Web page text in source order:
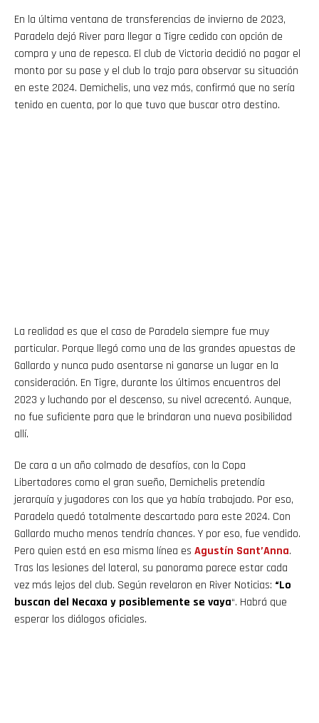
En la última ventana de transferencias de invierno de 2023,
Paradela dejó River para llegar a Tigre cedido con opción de
compra y una de repesca. El club de Victoria decidió no pagar el
monto por su pase y el club lo trajo para observar su situación
en este 2024. Demichelis, una vez más, confirmó que no sería
tenido en cuenta, por lo que tuvo que buscar otro destino.
La realidad es que el caso de Paradela siempre fue muy
particular. Porque llegó como una de las grandes apuestas de
Gallardo y nunca pudo asentarse ni ganarse un lugar en la
consideración. En Tigre, durante los últimos encuentros del
2023 y luchando por el descenso, su nivel acrecentó. Aunque,
no fue suficiente para que le brindaran una nueva posibilidad
allí.
De cara a un año colmado de desafíos, con la Copa
Libertadores como el gran sueño, Demichelis pretendía
jerarquía y jugadores con los que ya había trabajado. Por eso,
Paradela quedó totalmente descartado para este 2024. Con
Gallardo mucho menos tendría chances. Y por eso, fue vendido.
Pero quien está en esa misma línea es Agustín Sant’Anna.
Tras las lesiones del lateral, su panorama parece estar cada
vez más lejos del club. Según revelaron en River Noticias: “Lo
buscan del Necaxa y posiblemente se vaya“. Habrá que
esperar los diálogos oficiales.